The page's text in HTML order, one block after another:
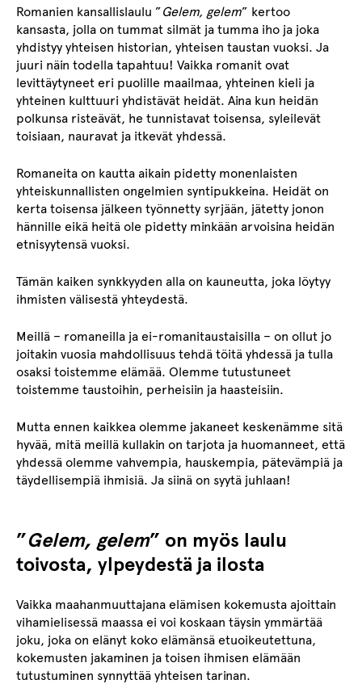
Romanien kansallislaulu ”Gelem, gelem” kertoo
kansasta, jolla on tummat silmät ja tumma iho ja joka
yhdistyy yhteisen historian, yhteisen taustan vuoksi. Ja
juuri näin todella tapahtuu! Vaikka romanit ovat
levittäytyneet eri puolille maailmaa, yhteinen kieli ja
yhteinen kulttuuri yhdistävät heidät. Aina kun heidän
polkunsa risteävät, he tunnistavat toisensa, syleilevät
toisiaan, nauravat ja itkevät yhdessä.
Romaneita on kautta aikain pidetty monenlaisten
yhteiskunnallisten ongelmien syntipukkeina. Heidät on
kerta toisensa jälkeen työnnetty syrjään, jätetty jonon
hännille eikä heitä ole pidetty minkään arvoisina heidän
etnisyytensä vuoksi.
Tämän kaiken synkkyyden alla on kauneutta, joka löytyy
ihmisten välisestä yhteydestä.
Meillä – romaneilla ja ei-romanitaustaisilla – on ollut jo
joitakin vuosia mahdollisuus tehdä töitä yhdessä ja tulla
osaksi toistemme elämää. Olemme tutustuneet
toistemme taustoihin, perheisiin ja haasteisiin.
Mutta ennen kaikkea olemme jakaneet keskenämme sitä
hyvää, mitä meillä kullakin on tarjota ja huomanneet, että
yhdessä olemme vahvempia, hauskempia, pätevämpiä ja
täydellisempiä ihmisiä. Ja siinä on syytä juhlaan!
”Gelem, gelem” on myös laulu
toivosta, ylpeydestä ja ilosta
Vaikka maahanmuuttajana elämisen kokemusta ajoittain
vihamielisessä maassa ei voi koskaan täysin ymmärtää
joku, joka on elänyt koko elämänsä etuoikeutettuna,
kokemusten jakaminen ja toisen ihmisen elämään
tutustuminen synnyttää yhteisen tarinan.